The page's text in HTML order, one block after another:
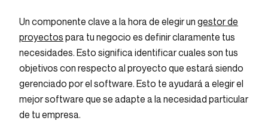
Un componente clave a la hora de elegir un gestor de
proyectos para tu negocio es definir claramente tus
necesidades. Esto significa identificar cuales son tus
objetivos con respecto al proyecto que estará siendo
gerenciado por el software. Esto te ayudará a elegir el
mejor software que se adapte a la necesidad particular
de tu empresa.